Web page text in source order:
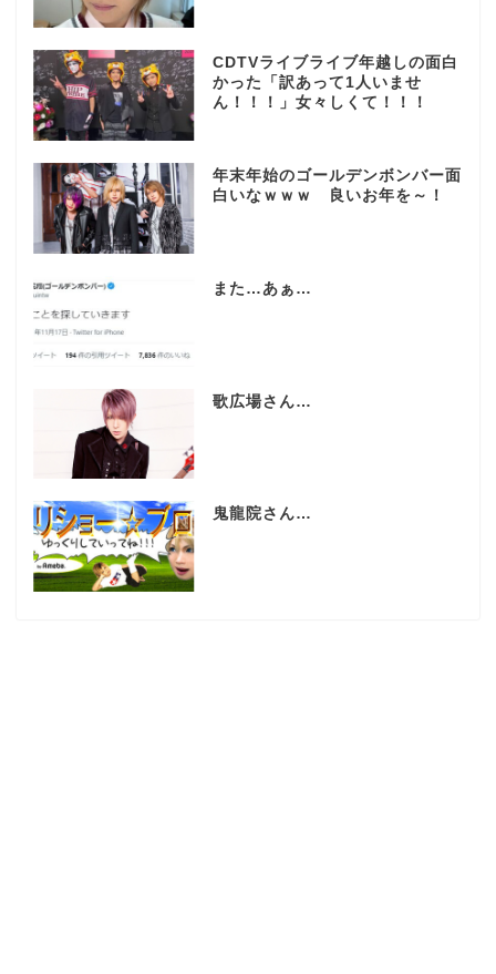
CDTVライブライブ年越しの面白
かった「訳あって1人いませ
ん！！！」女々しくて！！！
年末年始のゴールデンボンバー面
白いなｗｗｗ 良いお年を～！
また…あぁ…
歌広場さん…
鬼龍院さん…